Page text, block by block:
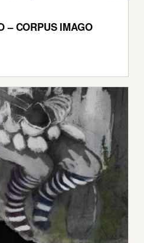
– CORPUS IMAGO